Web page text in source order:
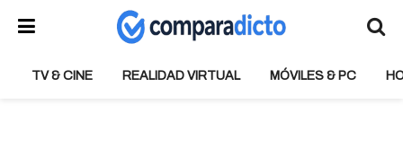
TV & CINE REALIDAD VIRTUAL MÓVILES & PC